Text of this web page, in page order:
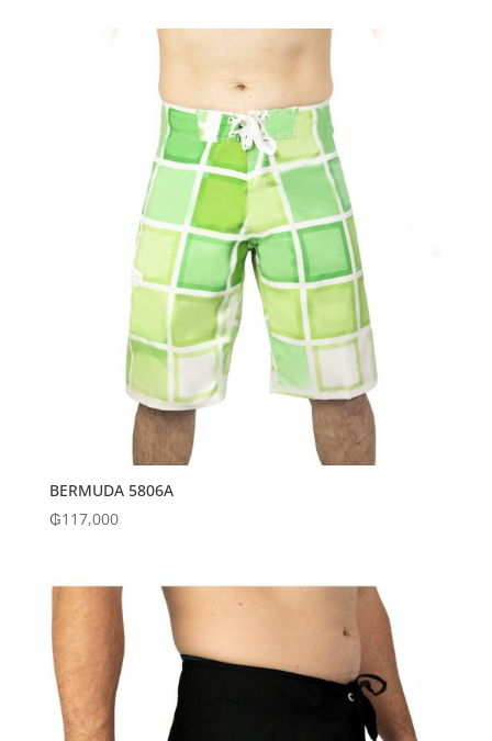
BERMUDA 5806A
₲117,000